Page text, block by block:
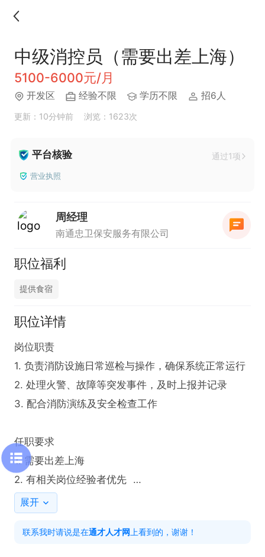
中级消控员（需要出差上海）
5100-6000元/月
开发区 经验不限 学历不限 招6人
更新：10分钟前 浏览：1623次
平台核验 通过1项
营业执照
周经理
南通忠卫保安服务有限公司
职位福利
提供食宿
职位详情
岗位职责
1. 负责消防设施日常巡检与操作，确保系统正常运行
2. 处理火警、故障等突发事件，及时上报并记录
3. 配合消防演练及安全检查工作
任职要求
1. 需要出差上海
2. 有相关岗位经验者优先
电话。联系时请说在【通才人才网】上看到的！
展开
联系我时请说是在通才人才网 上看到的，谢谢！